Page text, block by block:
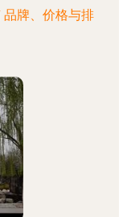
牌、价格与排